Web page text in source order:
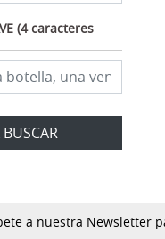
(4 caracteres
BUSCAR
a nuestra Newsletter